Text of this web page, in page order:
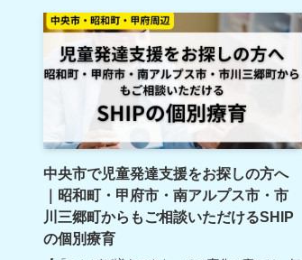
中央市で児童発達支援をお探しの方へ
｜昭和町・甲府市・南アルプス市・市
川三郷町からもご相談いただけるSHIP
の個別療育